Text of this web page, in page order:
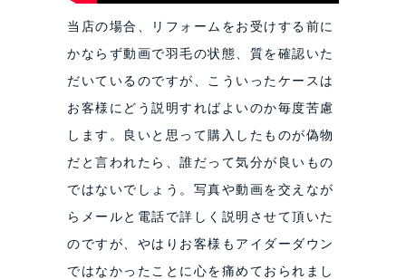
当店の場合、リフォームをお受けする前に
かならず動画で羽毛の状態、質を確認いた
だいているのですが、こういったケースは
お客様にどう説明すればよいのか毎度苦慮
します。良いと思って購入したものが偽物
だと言われたら、誰だって気分が良いもの
ではないでしょう。写真や動画を交えなが
らメールと電話で詳しく説明させて頂いた
のですが、やはりお客様もアイダーダウン
ではなかったことに心を痛めておられまし